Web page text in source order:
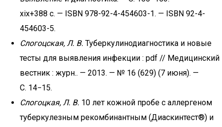
xix+388 с. — ISBN 978-92-4-454603-1. — ISBN 92-4-
454603-5.
Слогоцская, Л. В. Туберкулинодиагностика и новые
тесты для выявления инфекции : pdf // Медицинский
вестник : журн.. — 2013. — № 16 (629) (7 июня). —
С. 14−15.
Слогоцкая, Л. В. 10 лет кожной пробе с аллергеном
туберкулезным рекомбинантным (Диаскинтест®) и